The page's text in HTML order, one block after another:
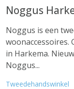
Noggus
Noggus is een
woonaccessoires.
in Harkema.
Noggus...
Tweedehandswinkel